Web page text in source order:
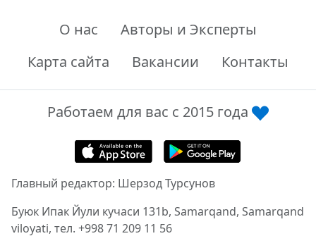
О нас
Авторы и Эксперты
Карта сайта
Вакансии Контакты
Работаем для вас с 2015 года
Главный редактор: Шерзод Турсунов
Буюк Ипак Йули кучаси 131b, Samarqand, Samarqand
viloyati, тел. +998 71 209 11 56